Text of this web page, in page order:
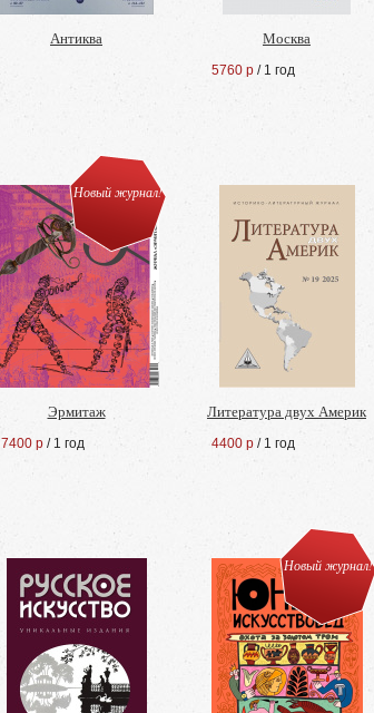
Антиква Москва
5760 р / 1 год
Новый журнал!
Эрмитаж
7400 р / 1 год
Литература двух Америк
4400 р / 1 год
Новый журнал!